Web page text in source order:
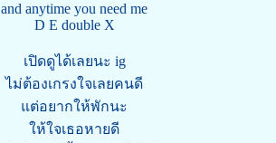
and anytime you need me
D E double X
เปิดดูได้เลยนะ ig
ไม่ต้องเกรงใจเลยคนดี
แต่อยากให้พักนะ
ให้ใจเธอหายดี